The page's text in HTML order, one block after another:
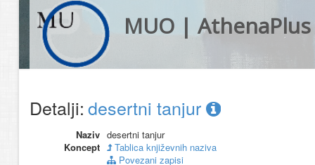
MUO | AthenaPlus
Detalji:desertni tanjur
Naziv desertni tanjur
Koncept
Tablica književnih naziva
Povezani zapisi